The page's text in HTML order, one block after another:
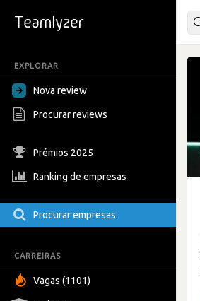
EXPLORAR
Nova review
Procurar reviews
Prémios 2025
Ranking de empresas
Procurar empresas
CARREIRAS
Vagas (1101)